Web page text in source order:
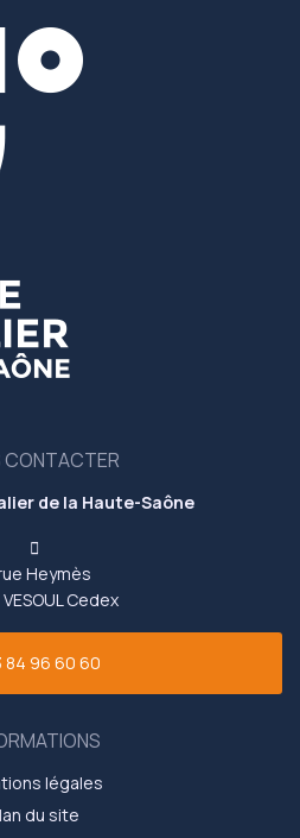
CONTACTER
de la Haute-Saône
Heymès
Cedex
84 96 60 60
légales
du site